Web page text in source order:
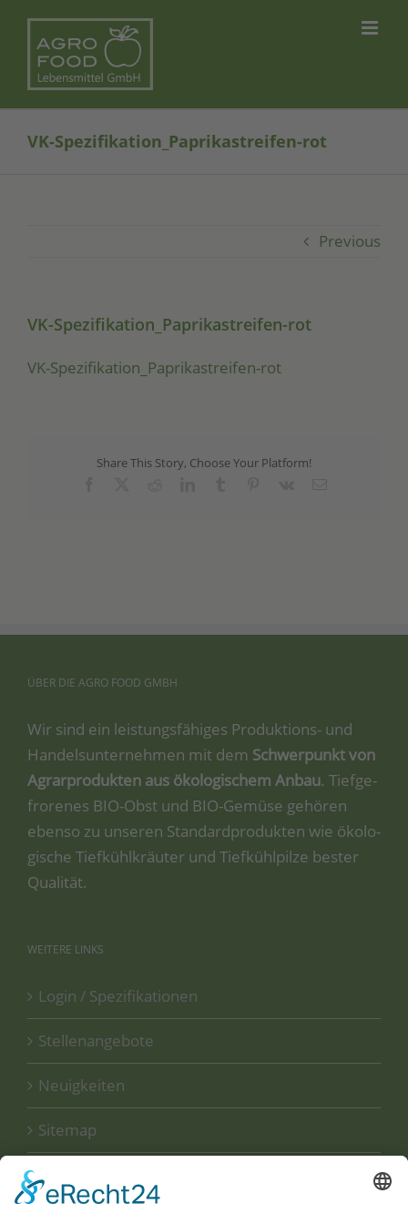
content
VK-Spezifikation_Paprikastreifen-rot
Previous
VK-Spezifikation_Paprikastreifen-rot
VK-Spe­zi­fi­ka­ti­on_­Pa­pri­ka­strei­fen-rot
Share This Story, Choose Your Platform!
ÜBER DIE AGRO FOOD GMBH
Wir sind ein leis­tungs­fä­hi­ges Pro­duk­ti­ons- und
Han­dels­un­ter­neh­men mit dem Schwer­punkt von
Agrar­pro­duk­ten aus öko­lo­gi­schem Anbau. Tief­ge­
fro­re­nes BIO-Obst und BIO-Gemü­se gehö­ren
eben­so zu unse­ren Stan­dard­pro­duk­ten wie öko­lo­
gi­sche Tief­kühl­kräu­ter und Tief­kühl­pil­ze bes­ter
Qualität.
WEITERE LINKS
Login / Spezifikationen
Stellenangebote
Neuigkeiten
Sitemap
Disclaimer